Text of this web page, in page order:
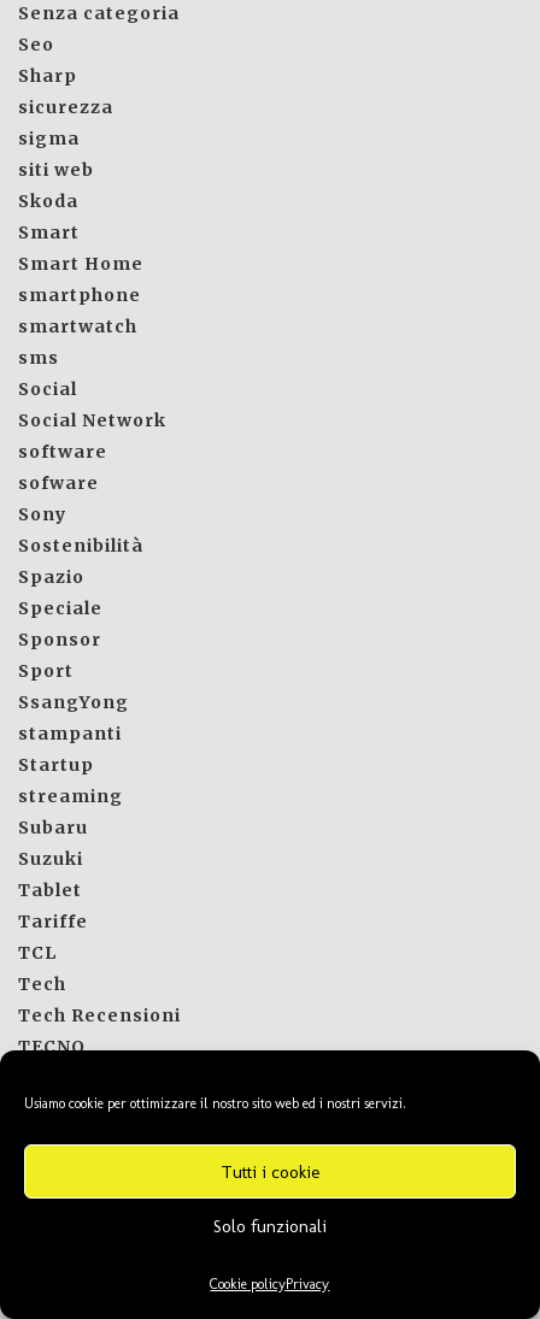
Usiamo cookie per ottimizzare il nostro sito web ed i nostri servizi.
Tutti i cookie
Solo funzionali
Cookie policyPrivacy
Senza categoria
Seo
Sharp
sicurezza
sigma
siti web
Skoda
Smart
Smart Home
smartphone
smartwatch
sms
Social
Social Network
software
sofware
Sony
Sostenibilità
Spazio
Speciale
Sponsor
Sport
SsangYong
stampanti
Startup
streaming
Subaru
Suzuki
Tablet
Tariffe
TCL
Tech
Tech Recensioni
TECNO
Tesla
Tips and Tricks
Toshiba